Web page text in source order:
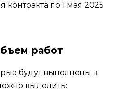
контракта по 1 мая 2025
работ
будут выполнены в
выделить: